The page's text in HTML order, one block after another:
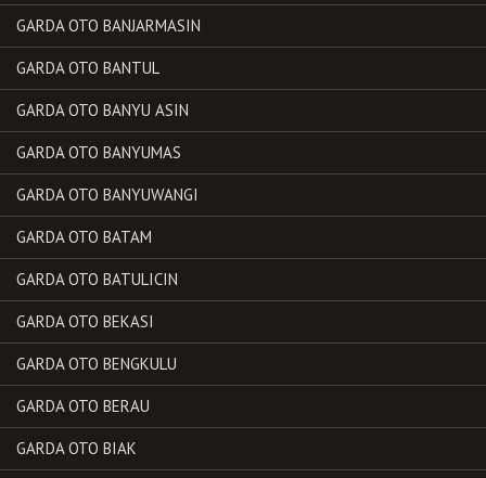
GARDA OTO BANJARMASIN
GARDA OTO BANTUL
GARDA OTO BANYU ASIN
GARDA OTO BANYUMAS
GARDA OTO BANYUWANGI
GARDA OTO BATAM
GARDA OTO BATULICIN
GARDA OTO BEKASI
GARDA OTO BENGKULU
GARDA OTO BERAU
GARDA OTO BIAK